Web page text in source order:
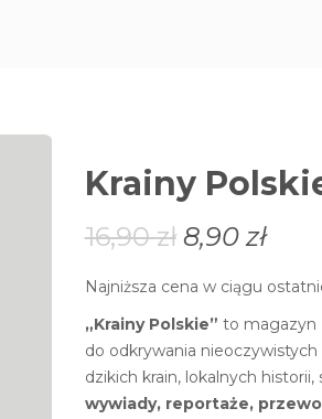
Krainy
16,90zł 8,90zł
Najniższa cena w ciągu
„Krainy Polskie” to magazyn
do odkrywania
dzikich krain, lokalnych
wywiady, reportaże,